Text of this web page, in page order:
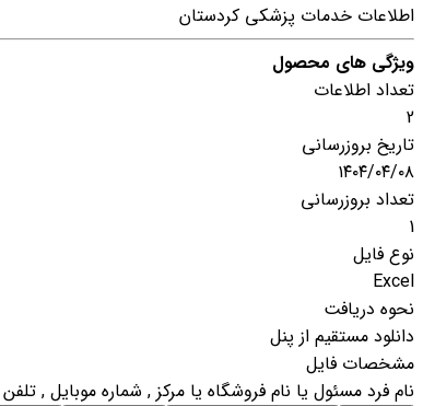
اطلاعات خدمات پزشکی کردستان
ویژگی های محصول
تعداد اطلاعات
2
تاریخ بروزرسانی
۱۴۰۴/۰۴/۰۸
تعداد بروزرسانی
1
نوع فایل
Excel
نحوه دریافت
دانلود مستقیم از پنل
مشخصات فایل
نام فرد مسئول یا نام فروشگاه یا مرکز , شماره موبایل ,